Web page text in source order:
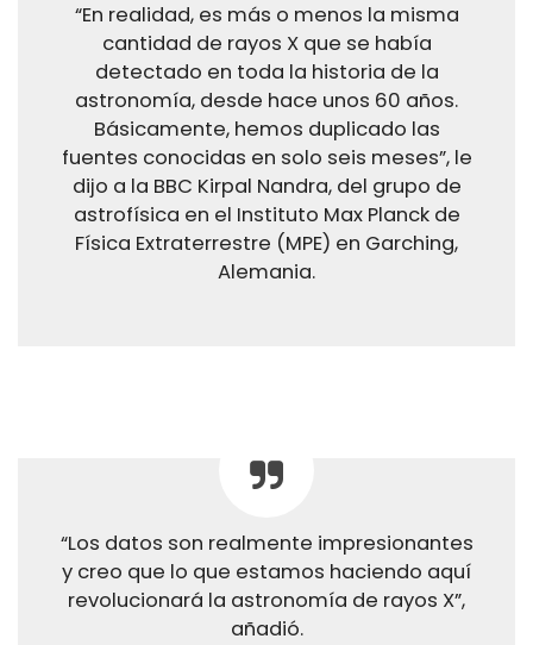
“En realidad, es más o menos la misma
cantidad de rayos X que se había
detectado en toda la historia de la
astronomía, desde hace unos 60 años.
Básicamente, hemos duplicado las
fuentes conocidas en solo seis meses”, le
dijo a la BBC Kirpal Nandra, del grupo de
astrofísica en el Instituto Max Planck de
Física Extraterrestre (MPE) en Garching,
Alemania.
“Los datos son realmente impresionantes
y creo que lo que estamos haciendo aquí
revolucionará la astronomía de rayos X”,
añadió.